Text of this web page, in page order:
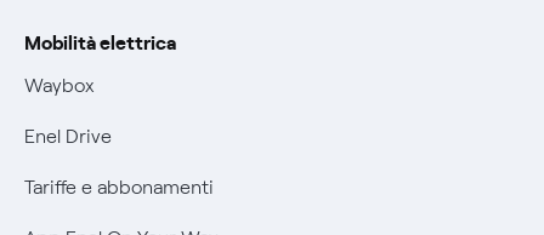
Offerta Tutela Vulnerabilità Gas
Mobilità Elettrica
Phishing e truffe online
Verifica chi ti ha chiamato
Mobilità elettrica
Waybox
Enel Drive
Tariffe e abbonamenti